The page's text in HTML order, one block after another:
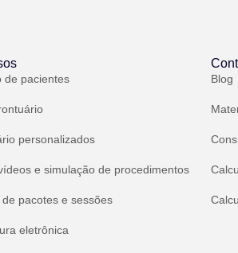
de pacientes
personalizados
e simulação de procedimentos
pacotes e sessões
eletrônica
Blog